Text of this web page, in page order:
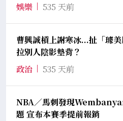
娛樂
535 天前
曹興誠槓上謝寒冰...扯「璩
拉別人陰影墊背？
政治
535 天前
NBA／馬刺發現
題 宣布本賽季提前報銷